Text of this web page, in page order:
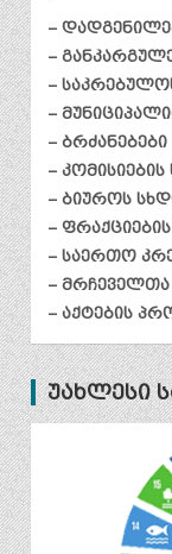
–
–
–
–
– ბრძანებები
–
– ბიუროს
–
– საერთო
– მრჩეველთა
– აქტების
უახლესი